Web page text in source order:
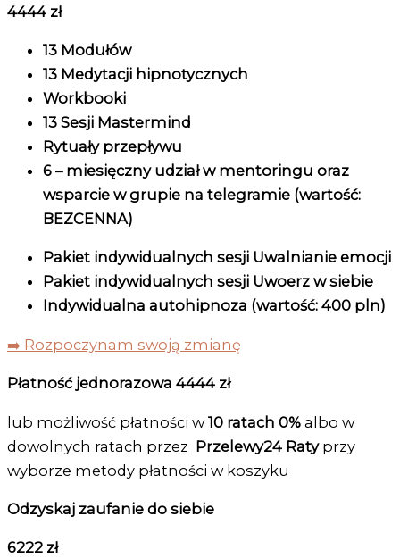
4444 zł
13 Modułów
13 Medytacji hipnotycznych
Workbooki
13 Sesji Mastermind
Rytuały przepływu
6 – miesięczny udział w mentoringu oraz
wsparcie w grupie na telegramie (wartość:
BEZCENNA)
Pakiet indywidualnych sesji Uwalnianie emocji
Pakiet indywidualnych sesji Uwoerz w siebie
Indywidualna autohipnoza (wartość: 400 pln)
➡️ Rozpoczynam swoją zmianę
Płatność jednorazowa 4444 zł
lub możliwość płatności w10 ratach 0% albo w
dowolnych ratach przez Przelewy24 Ratyprzy
wyborze metody płatności w koszyku
Odzyskaj zaufanie do siebie
6222 zł